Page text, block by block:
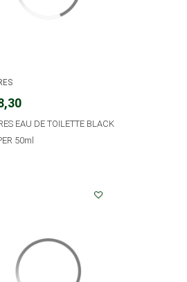
EAU DE TOILETTE BLACK
50ml